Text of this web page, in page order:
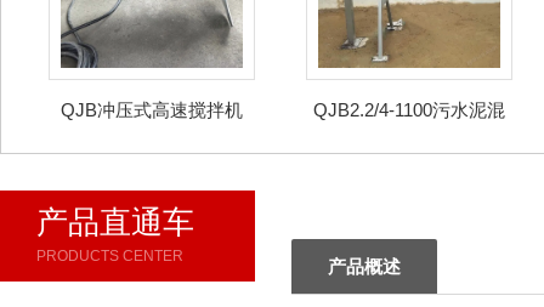
QJB冲压式高速搅拌机
QJB2.2/4-1100污水泥混
产品直通车
PRODUCTS CENTER 产品概述